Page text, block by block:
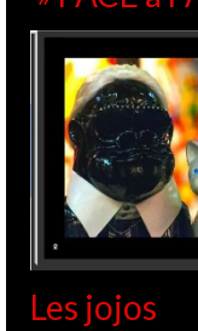
Les jojos